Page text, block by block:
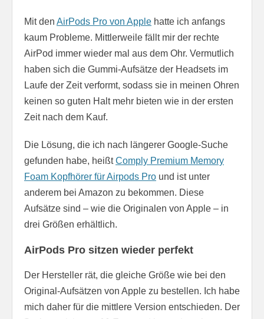
Mit den AirPods Pro von Apple hatte ich anfangs
kaum Probleme. Mittlerweile fällt mir der rechte
AirPod immer wieder mal aus dem Ohr. Vermutlich
haben sich die Gummi-Aufsätze der Headsets im
Laufe der Zeit verformt, sodass sie in meinen Ohren
keinen so guten Halt mehr bieten wie in der ersten
Zeit nach dem Kauf.
Die Lösung, die ich nach längerer Google-Suche
gefunden habe, heißtComply Premium Memory
Foam Kopfhörer für Airpods Pro und ist unter
anderem bei Amazon zu bekommen. Diese
Aufsätze sind – wie die Originalen von Apple – in
drei Größen erhältlich.
AirPods Pro sitzen wieder perfekt
Der Hersteller rät, die gleiche Größe wie bei den
Original-Aufsätzen von Apple zu bestellen. Ich habe
mich daher für die mittlere Version entschieden. Der